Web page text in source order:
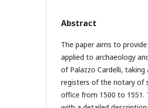
Abstract
The paper aims to
applied to archaeology
of Palazzo Cardelli,
registers of the notary of
office from 1500 to 1551.